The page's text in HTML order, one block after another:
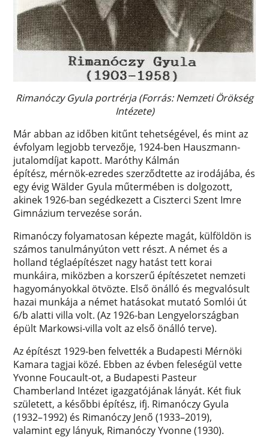
Rimanóczy Gyula portrérja (Forrás: Nemzeti Örökség
Intézete)
Már abban az időben kitűnt tehetségével, és mint az
évfolyam legjobb tervezője, 1924-ben Hauszmann-
jutalomdíjat kapott. Maróthy Kálmán
építész, mérnök-ezredes szerződtette az irodájába, és
egy évig Wälder Gyula műtermében is dolgozott,
akinek 1926-ban segédkezett a Ciszterci Szent Imre
Gimnázium tervezése során.
Rimanóczy folyamatosan képezte magát, külföldön is
számos tanulmányúton vett részt. A német és a
holland téglaépítészet nagy hatást tett korai
munkáira, miközben a korszerű építészetet nemzeti
hagyományokkal ötvözte. Első önálló és megvalósult
hazai munkája a német hatásokat mutató Somlói út
6/b alatti villa volt. (Az 1926-ban Lengyelországban
épült Markowsi-villa volt az első önálló terve).
Az építészt 1929-ben felvették a Budapesti Mérnöki
Kamara tagjai közé. Ebben az évben feleségül vette
Yvonne Foucault-ot, a Budapesti Pasteur
Chamberland Intézet igazgatójának lányát. Két fiuk
született, a későbbi építész, ifj. Rimanóczy Gyula
(1932–1992) és Rimanóczy Jenő (1933–2019),
valamint egy lányuk, Rimanóczy Yvonne (1930).